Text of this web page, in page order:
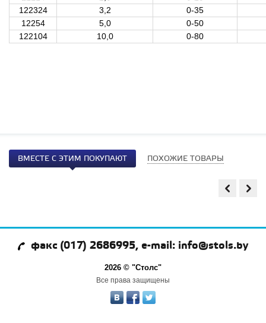
122324
3,2
0-35
12254
5,0
0-50
122104
10,0 0-80
ВМЕСТЕ С ЭТИМ ПОКУПАЮТ ПОХОЖИЕ ТОВАРЫ
факс (017) 2686995, e-mail: info@stols.by
2026 © "Столс"
Все права защищены